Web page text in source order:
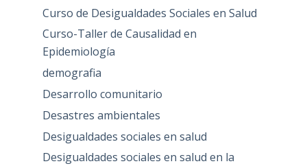
Curso de Desigualdades Sociales en Salud
Curso-Taller de Causalidad en
Epidemiología
demografia
Desarrollo comunitario
Desastres ambientales
Desigualdades sociales en salud
Desigualdades sociales en salud en la